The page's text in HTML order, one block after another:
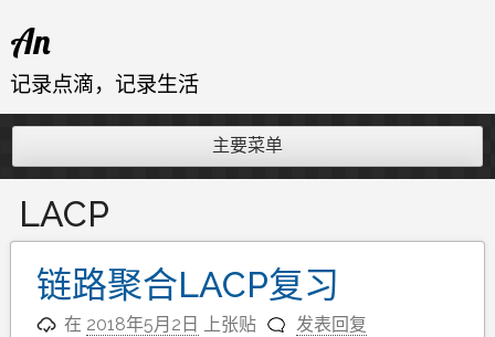
至
内
An
记录点滴，记录生活
主要菜单
LACP
链路聚合LACP复习
在 2018年5月2日 上张贴 发表回复